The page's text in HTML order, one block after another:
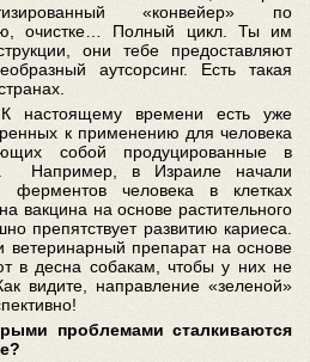
«конвейер» по
очистке… Полный цикл. Ты им
они тебе предоставляют
аутсорсинг. Есть такая
настоящему времени есть уже
к применению для человека
собой продуцированные в
Например, в Израиле начали
ферментов человека в клетках
вакцина на основе растительного
препятствует развитию кариеса.
препарат на основе
в десна собакам, чтобы у них не
видите, направление «зеленой»
проблемами сталкиваются